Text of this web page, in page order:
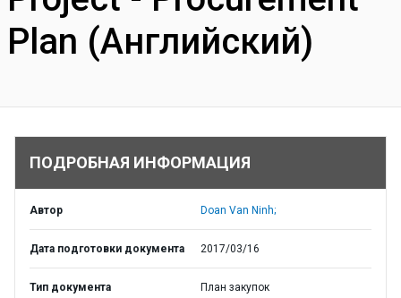
Plan (Английский)
ПОДРОБНАЯ ИНФОРМАЦИЯ
Автор Doan Van Ninh;
Дата подготовки документа 2017/03/16
Тип документа План закупок